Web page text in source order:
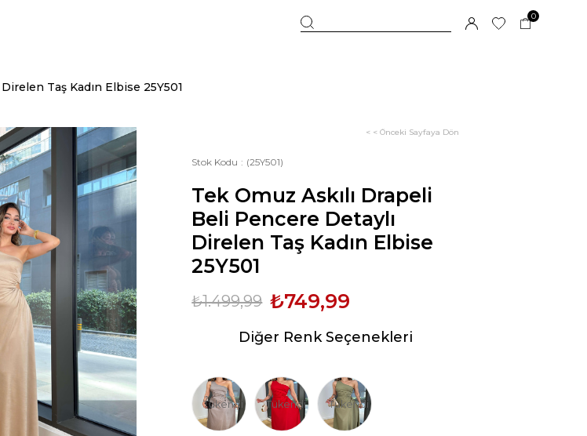
0
Taş Kadın Elbise 25Y501
< < Önceki Sayfaya Dön
Stok Kodu (25Y501)
Tek Omuz Askılı Drapeli
Beli Pencere Detaylı
Direlen Taş Kadın Elbise
25Y501
₺1.499,99 ₺749,99
Diğer Renk Seçenekleri
Tükendi Tükendi Tükendi